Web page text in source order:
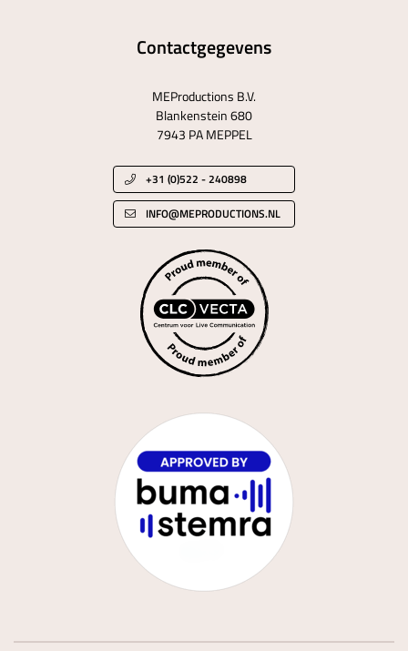
Contactgegevens
MEProductions B.V.
Blankenstein 680
7943 PA MEPPEL
+31 (0)522 - 240898
INFO@MEPRODUCTIONS.NL